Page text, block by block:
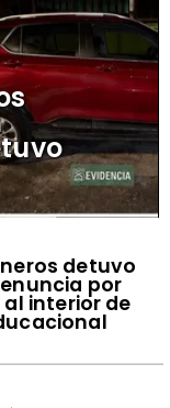
detuvo
por
interior de